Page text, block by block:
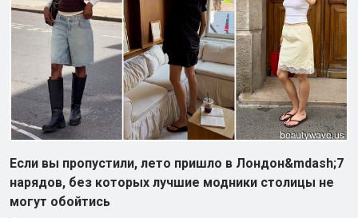
Если вы пропустили, лето пришло в Лондон&mdash;7
нарядов, без которых лучшие модники столицы не
могут обойтись